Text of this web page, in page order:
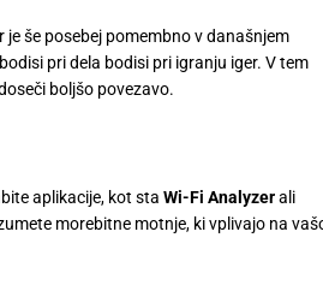
še posebej pomembno v današnjem
pri dela bodisi pri igranju iger. V tem
boljšo povezavo.
aplikacije, kot sta Wi-Fi Analyzerali
morebitne motnje, ki vplivajo na